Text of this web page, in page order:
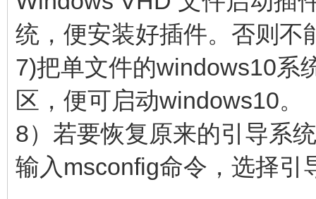
统，便安装好插件。否则不
7)把单文件的windows10系
区，便可启动windows10。
8）若要恢复原来的引导系
输入msconfig命令，选择引